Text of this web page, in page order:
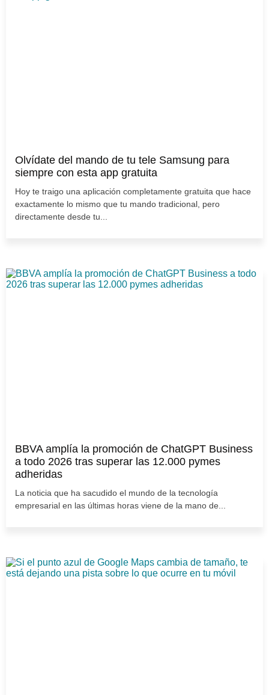
Olvídate del mando de tu tele Samsung para
siempre con esta app gratuita
Hoy te traigo una aplicación completamente gratuita que hace
exactamente lo mismo que tu mando tradicional, pero
directamente desde tu...
BBVA amplía la promoción de ChatGPT Business
a todo 2026 tras superar las 12.000 pymes
adheridas
La noticia que ha sacudido el mundo de la tecnología
empresarial en las últimas horas viene de la mano de...